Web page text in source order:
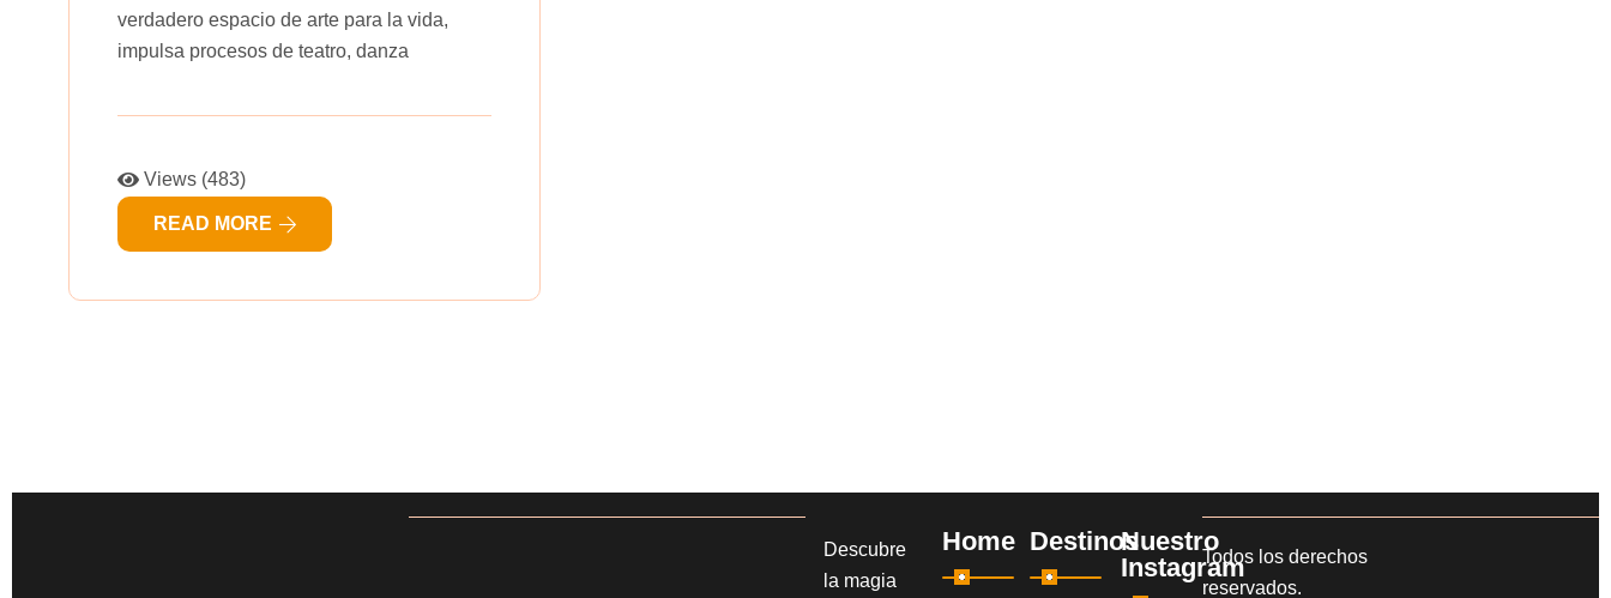
verdadero espacio de arte para la vida,
impulsa procesos de teatro, danza
Views (483)
READ MORE
Descubre
la magia
Home DestinosNuestro
InstagramTodos los derechos
reservados.